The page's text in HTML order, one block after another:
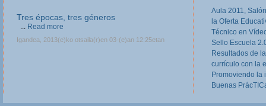
Tres épocas, tres géneros
... Read more
Igandea, 2013(e)ko otsaila(r)en 03-(e)an 12:25etan
Aula 2011,
la Oferta
Técnico en
Sello Escuela
Resultados de
currículo con la
Promoviendo la
Buenas